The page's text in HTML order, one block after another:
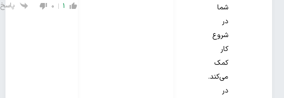
شما
در
شروع
کار
کمک
می‌کند.
در
1
0 پاسخ